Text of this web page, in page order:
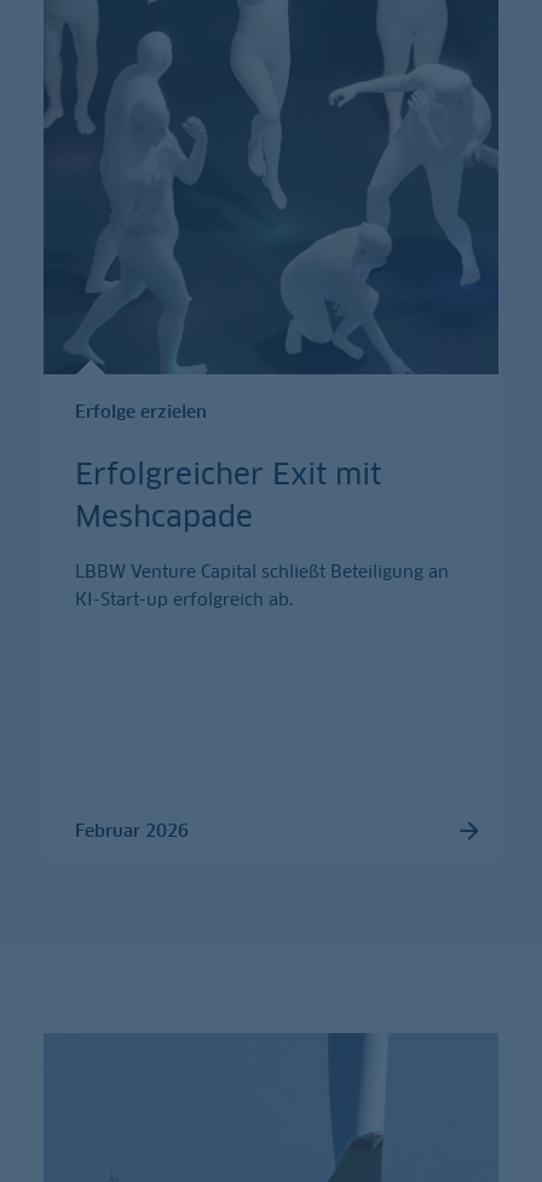
Erfolge erzielen
Erfolgreicher Exit mit
Meshcapade
LBBW Venture Capital schließt Beteiligung an
KI-Start-up erfolgreich ab.
Februar 2026